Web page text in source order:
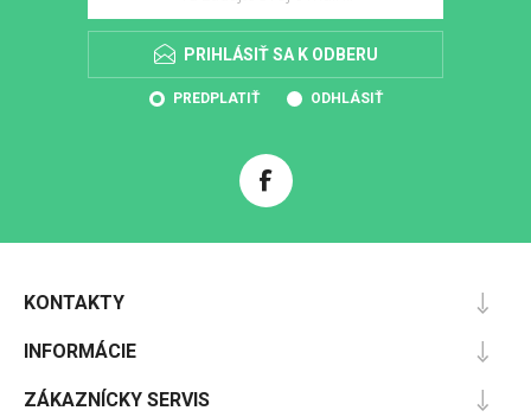
PRIHLÁSIŤ SA K ODBERU
PREDPLATIŤ ODHLÁSIŤ
KONTAKTY
INFORMÁCIE
ZÁKAZNÍCKY SERVIS